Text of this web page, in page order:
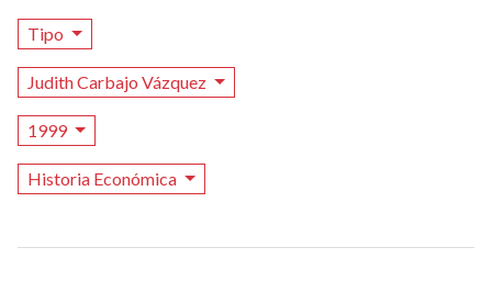
Tipo
Judith Carbajo Vázquez
1999
Historia Económica